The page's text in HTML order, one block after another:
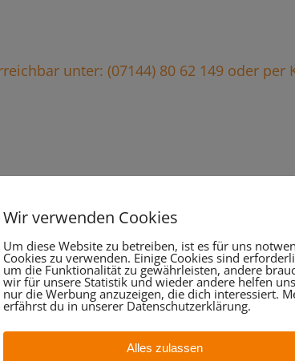
unter: (07144) 80 62 149 oder per
im
wir für Sie tun:
Wir verwenden Cookies
Um diese Website zu betreiben, ist es für uns
Cookies zu verwenden. Einige Cookies sind
um die Funktionalität zu gewährleisten, andere
wir für unsere Statistik und wieder andere helfen
nur die Werbung anzuzeigen, die dich interessiert.
erfährst du in unserer Datenschutzerklärung.
Alles zulassen